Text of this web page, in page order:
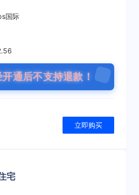
国际
通后不支持退款！
立即购买
宅